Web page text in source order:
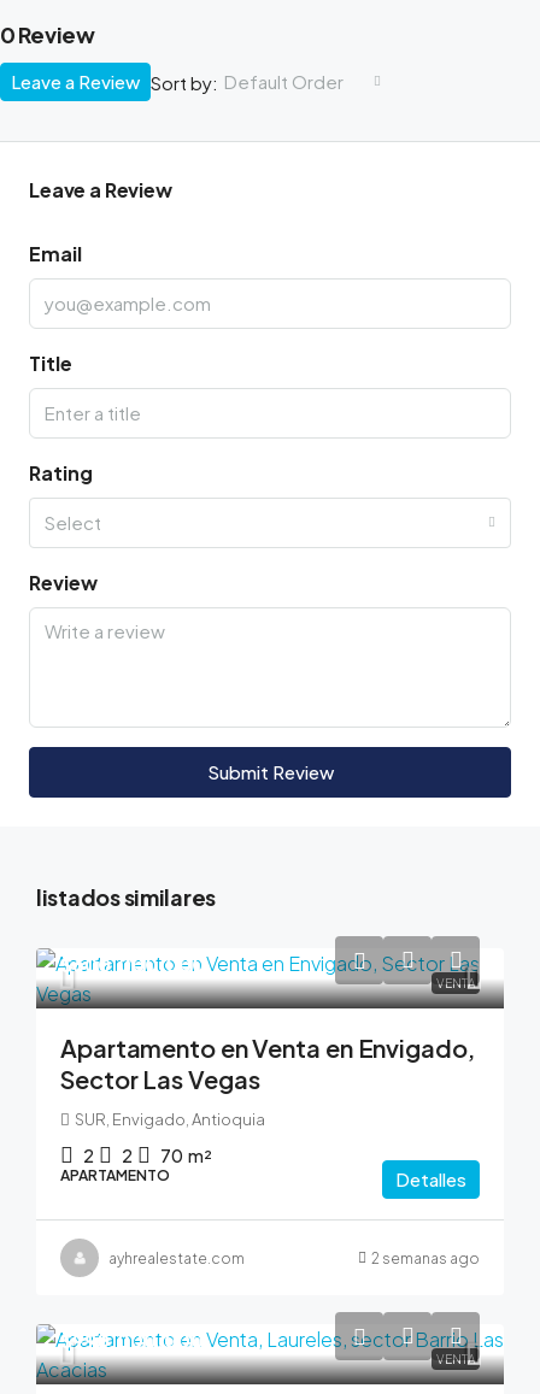
0 Review
Sort by: Default Order
Leave a Review
Leave a Review
Email
Title
Rating
Select
Review
Submit Review
listados similares
VENTA
$600,000,000
Apartamento en Venta en Envigado,
Sector Las Vegas
SUR, Envigado, Antioquia
2 2 70 m²
APARTAMENTO Detalles
ayhrealestate.com 2 semanas ago
VENTA
$990,000,000